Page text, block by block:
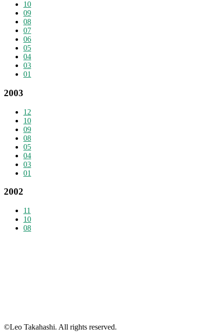
10
09
08
07
06
05
04
03
01
2003
12
10
09
08
05
04
03
01
2002
11
10
08
©Leo Takahashi. All rights reserved.